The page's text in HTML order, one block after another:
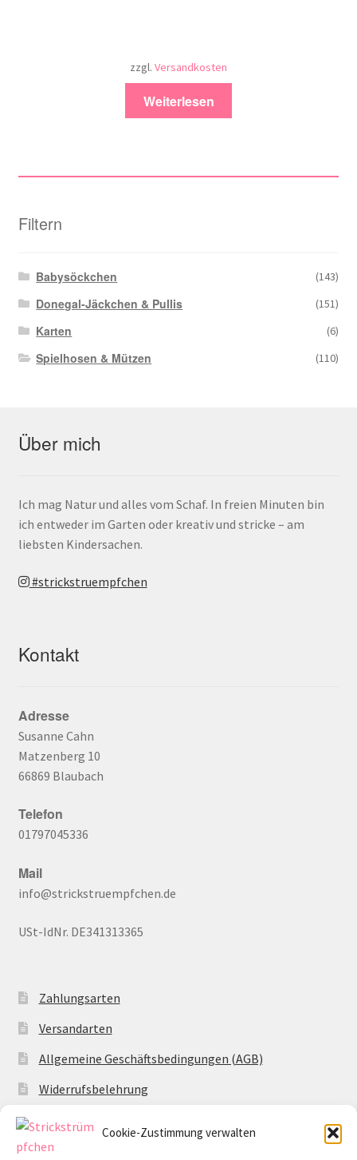
Cookie-Zustimmung verwalten
zzgl. Versandkosten
Weiterlesen
Filtern
Babysöckchen (143)
Donegal-Jäckchen & Pullis (151)
Karten (6)
Spielhosen & Mützen (110)
Über mich
Ich mag Natur und alles vom Schaf. In freien Minuten bin
ich entweder im Garten oder kreativ und stricke – am
liebsten Kindersachen.
#strickstruempfchen
Kontakt
Adresse
Susanne Cahn
Matzenberg 10
66869 Blaubach
Telefon
01797045336
Mail
info@strickstruempfchen.de
USt-IdNr. DE341313365
Zahlungsarten
Versandarten
Allgemeine Geschäftsbedingungen (AGB)
Widerrufsbelehrung
Datenschutzerklärung
Impressum